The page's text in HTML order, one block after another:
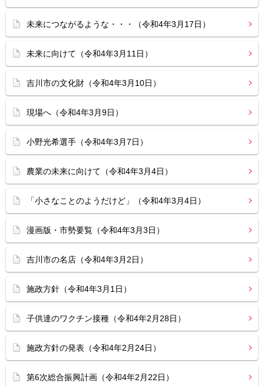
未来につながるような・・・（令和4年3月17日）
未来に向けて（令和4年3月11日）
吉川市の文化財（令和4年3月10日）
現場へ（令和4年3月9日）
小野光希選手（令和4年3月7日）
農業の未来に向けて（令和4年3月4日）
「小さなことのようだけど」（令和4年3月4日）
漫画版・市勢要覧（令和4年3月3日）
吉川市の名店（令和4年3月2日）
施政方針（令和4年3月1日）
子供達のワクチン接種（令和4年2月28日）
施政方針の発表（令和4年2月24日）
第6次総合振興計画（令和4年2月22日）